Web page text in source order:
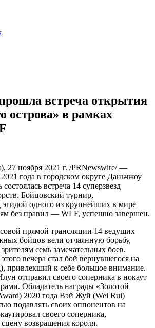
встреча открытия
острова» в рамках
ноября 2021 г. /PRNewswire/ —
года в городском округе Даньчжоу
встреча 14 суперзвезд
Бойцовский турнир,
одного из крупнейших в мире
без правил — WLF, успешно завершен.
прямой трансляции 14 ведущих
бойцов вели отчаянную борьбу,
семь замечательных боев.
вечера стал бой вернувшегося на
привлекший к себе большое внимание.
отправил своего соперника в нокаут
Обладатель награды «Золотой
2020 года Вэй Жуй (Wei Rui)
подавлять своих оппонентов на
своего соперника,
возвращения короля.